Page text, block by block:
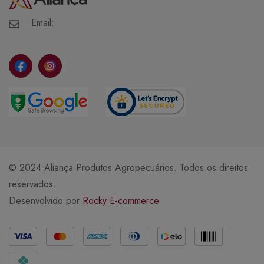
Meus Pedidos
Meus Favoritos
Email:
© 2024 Aliança Produtos Agropecuários. Todos os direitos
reservados.
Desenvolvido por Rocky E-commerce
Métodos de Pagamento